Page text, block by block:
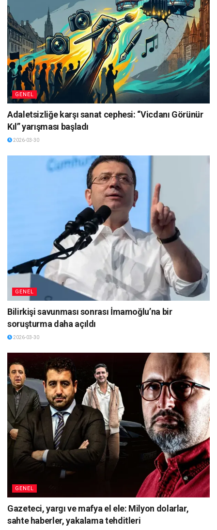
GENEL
Adaletsizliğe karşı sanat cephesi: “Vicdanı Görünür
Kıl” yarışması başladı
2026-03-30
GENEL
Bilirkişi savunması sonrası İmamoğlu’na bir
soruşturma daha açıldı
2026-03-30
GENEL
Gazeteci, yargı ve mafya el ele: Milyon dolarlar,
sahte haberler, yakalama tehditleri